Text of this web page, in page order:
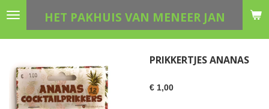
Ga
HET PAKHUIS VAN MENEER JAN
PRIKKERTJES ANANAS
€ 1,00